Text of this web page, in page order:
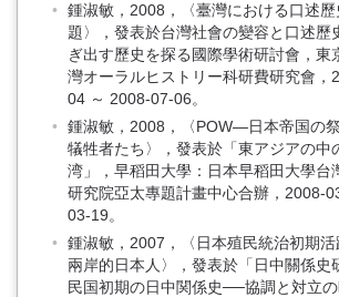
鍾淑敏，2008，〈臺灣における口述
題〉，發表於台灣社會の變容と口述
ぎ出す歷史を探る國際學術研討會，東
灣オーラルヒストリー科研費研究會，
04 ～ 2008-07-06。
鍾淑敏，2008，〈POW—日本帝国の
犠牲者たち〉，發表於「東アジアの中
湾」，早稻田大學：日本早稻田大學台
研究院亞太專題計畫中心合辦，2008-
03-19。
鍾淑敏，2007，〈日本殖民統治初期
兩岸的日本人〉，發表於「日中關係史
民国初期の日中関係史──協調と対立